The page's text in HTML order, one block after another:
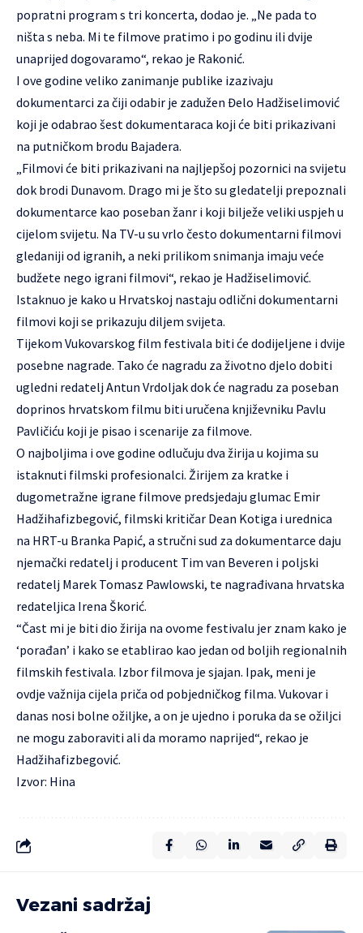
popratni program s tri koncerta, dodao je. „Ne pada to
ništa s neba. Mi te filmove pratimo i po godinu ili dvije
unaprijed dogovaramo“, rekao je Rakonić.
I ove godine veliko zanimanje publike izazivaju
dokumentarci za čiji odabir je zadužen Đelo Hadžiselimović
koji je odabrao šest dokumentaraca koji će biti prikazivani
na putničkom brodu Bajadera.
„Filmovi će biti prikazivani na najljepšoj pozornici na svijetu
dok brodi Dunavom. Drago mi je što su gledatelji prepoznali
dokumentarce kao poseban žanr i koji bilježe veliki uspjeh u
cijelom svijetu. Na TV-u su vrlo često dokumentarni filmovi
gledaniji od igranih, a neki prilikom snimanja imaju veće
budžete nego igrani filmovi“, rekao je Hadžiselimović.
Istaknuo je kako u Hrvatskoj nastaju odlični dokumentarni
filmovi koji se prikazuju diljem svijeta.
Tijekom Vukovarskog film festivala biti će dodijeljene i dvije
posebne nagrade. Tako će nagradu za životno djelo dobiti
ugledni redatelj Antun Vrdoljak dok će nagradu za poseban
doprinos hrvatskom filmu biti uručena književniku Pavlu
Pavličiću koji je pisao i scenarije za filmove.
O najboljima i ove godine odlučuju dva žirija u kojima su
istaknuti filmski profesionalci. Žirijem za kratke i
dugometražne igrane filmove predsjedaju glumac Emir
Hadžihafizbegović, filmski kritičar Dean Kotiga i urednica
na HRT-u Branka Papić, a stručni sud za dokumentarce daju
njemački redatelj i producent Tim van Beveren i poljski
redatelj Marek Tomasz Pawlowski, te nagrađivana hrvatska
redateljica Irena Škorić.
“Čast mi je biti dio žirija na ovome festivalu jer znam kako je
‘porađan’ i kako se etablirao kao jedan od boljih regionalnih
filmskih festivala. Izbor filmova je sjajan. Ipak, meni je
ovdje važnija cijela priča od pobjedničkog filma. Vukovar i
danas nosi bolne ožiljke, a on je ujedno i poruka da se ožiljci
ne mogu zaboraviti ali da moramo naprijed“, rekao je
Hadžihafizbegović.
Izvor: Hina
Vezani sadržaj